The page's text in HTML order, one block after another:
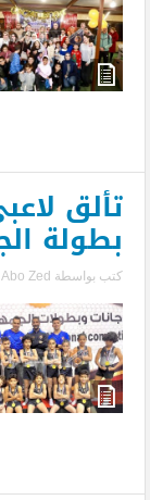
تألق
بطولة
كتب بواسطة Zed